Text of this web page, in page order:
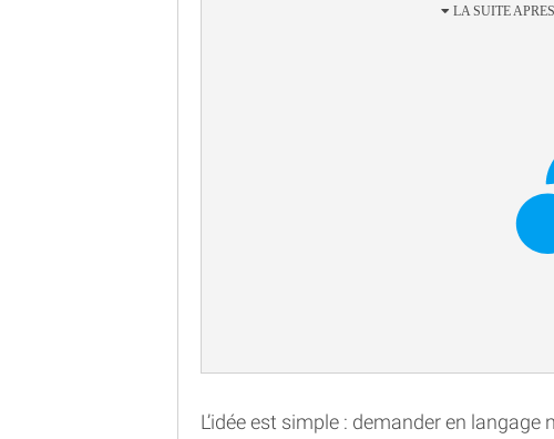
L’idée est simple : demander en